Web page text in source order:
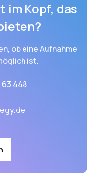
im Kopf, das
ob eine Aufnahme
ist.
63 448